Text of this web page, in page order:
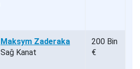
Maksym Zaderaka
Sağ Kanat
200 Bin
€